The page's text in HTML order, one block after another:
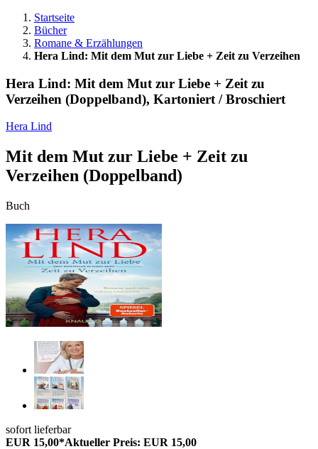
Startseite
Bücher
Romane & Erzählungen
Hera Lind: Mit dem Mut zur Liebe + Zeit zu Verzeihen
Hera Lind: Mit dem Mut zur Liebe + Zeit zu
Verzeihen (Doppelband), Kartoniert / Broschiert
Hera Lind
Mit dem Mut zur Liebe + Zeit zu
Verzeihen (Doppelband)
Buch
sofort lieferbar
EUR 15,00*Aktueller Preis: EUR 15,00